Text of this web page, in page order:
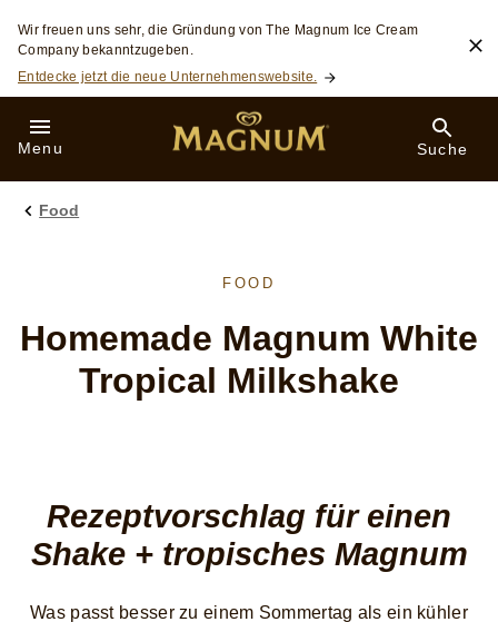
Skip to:
Wir freuen uns sehr, die Gründung von The Magnum Ice Cream
Company bekanntzugeben.
Entdecke jetzt die neue Unternehmenswebsite.
Menu Suche
Food
FOOD
Homemade Magnum White
Tropical Milkshake
Rezeptvorschlag für einen
Shake + tropisches Magnum
Was passt besser zu einem Sommertag als ein kühler